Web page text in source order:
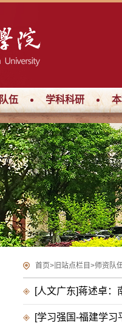
伍 学科科研
首页>旧站点栏目 >师资队
[人文广东]蒋述卓：
[学习强国-福建学习